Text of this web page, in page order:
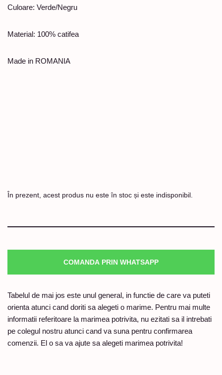
Culoare: Verde/Negru
Material: 100% catifea
Made in ROMANIA
În prezent, acest produs nu este în stoc și este indisponibil.
COMANDA PRIN WHATSAPP
Tabelul de mai jos este unul general, in functie de care va puteti
orienta atunci cand doriti sa alegeti o marime. Pentru mai multe
informatii referitoare la marimea potrivita, nu ezitati sa il intrebati
pe colegul nostru atunci cand va suna pentru confirmarea
comenzii. El o sa va ajute sa alegeti marimea potrivita!